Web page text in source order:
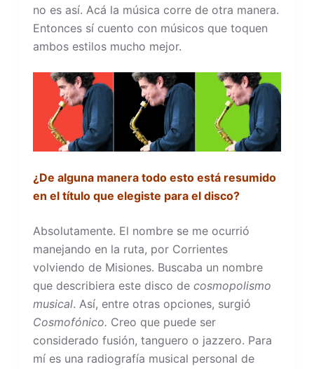
no es así. Acá la música corre de otra manera.
Entonces sí cuento con músicos que toquen
ambos estilos mucho mejor.
¿De alguna manera todo esto está resumido
en el título que elegiste para el disco?
Absolutamente. El nombre se me ocurrió
manejando en la ruta, por Corrientes
volviendo de Misiones. Buscaba un nombre
que describiera este disco de cosmopolismo
musical. Así, entre otras opciones, surgió
Cosmofónico. Creo que puede ser
considerado fusión, tanguero o jazzero. Para
mí es una radiografía musical personal de